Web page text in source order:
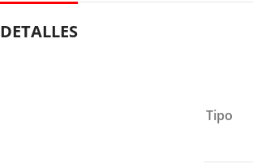
DETALLES
Tipo